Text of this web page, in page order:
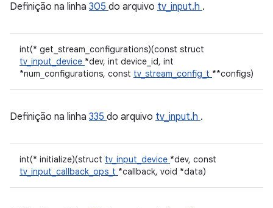
Definição na linha 305 do arquivo tv_input.h .
int(* get_stream_configurations)(const struct
tv_input_device *dev, int device_id, int
*num_configurations, const tv_stream_config_t **configs)
Definição na linha 335 do arquivo tv_input.h .
int(* initialize)(struct tv_input_device *dev, const
tv_input_callback_ops_t *callback, void *data)